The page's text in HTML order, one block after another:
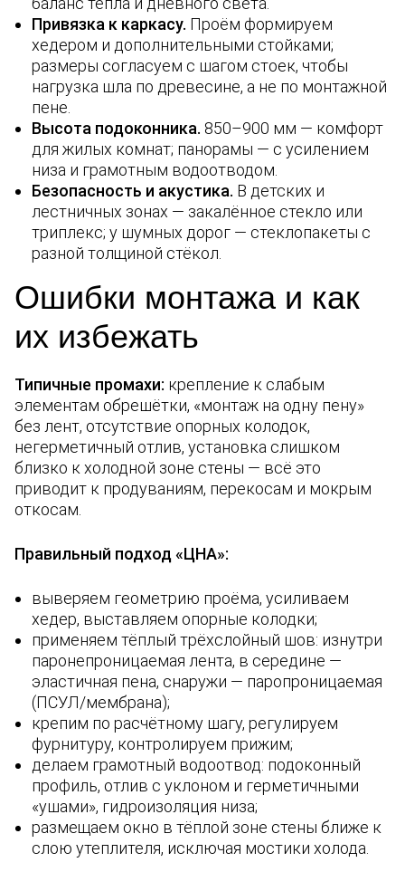
Привязка к каркасу. Проём формируем
хедером и дополнительными стойками;
размеры согласуем с шагом стоек, чтобы
нагрузка шла по древесине, а не по монтажной
пене.
Высота подоконника. 850–900 мм — комфорт
для жилых комнат; панорамы — с усилением
низа и грамотным водоотводом.
Безопасность и акустика. В детских и
лестничных зонах — закалённое стекло или
триплекс; у шумных дорог — стеклопакеты с
разной толщиной стёкол.
Ошибки монтажа и как
их избежать
Типичные промахи: крепление к слабым
элементам обрешётки, «монтаж на одну пену»
без лент, отсутствие опорных колодок,
негерметичный отлив, установка слишком
близко к холодной зоне стены — всё это
приводит к продуваниям, перекосам и мокрым
откосам.
Правильный подход «ЦНА»:
выверяем геометрию проёма, усиливаем
хедер, выставляем опорные колодки;
применяем тёплый трёхслойный шов: изнутри
паронепроницаемая лента, в середине —
эластичная пена, снаружи — паропроницаемая
(ПСУЛ/мембрана);
крепим по расчётному шагу, регулируем
фурнитуру, контролируем прижим;
делаем грамотный водоотвод: подоконный
профиль, отлив с уклоном и герметичными
«ушами», гидроизоляция низа;
размещаем окно в тёплой зоне стены ближе к
слою утеплителя, исключая мостики холода.